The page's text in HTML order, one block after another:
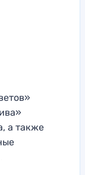
а также